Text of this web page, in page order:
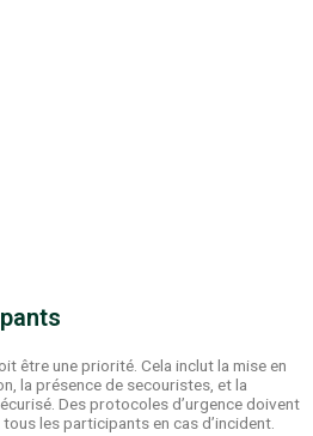
être une priorité. Cela inclut la mise en
la présence de secouristes, et la
Des protocoles d’urgence doivent
les participants en cas d’incident.